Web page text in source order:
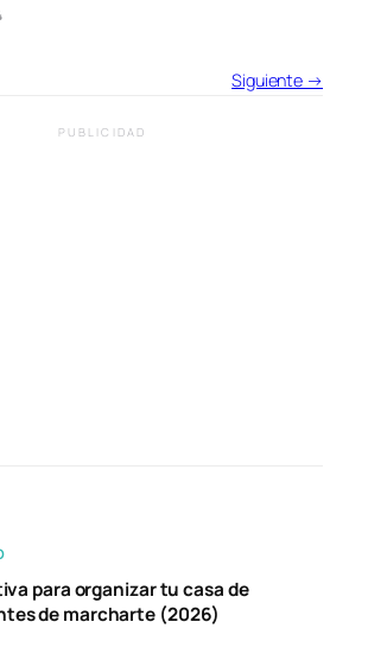
Siguiente →
PUBLICIDAD
para organizar tu casa de
de marcharte (2026)